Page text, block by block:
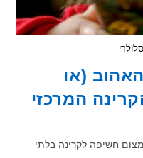
(או
המרכזי
לקרינה בלתי